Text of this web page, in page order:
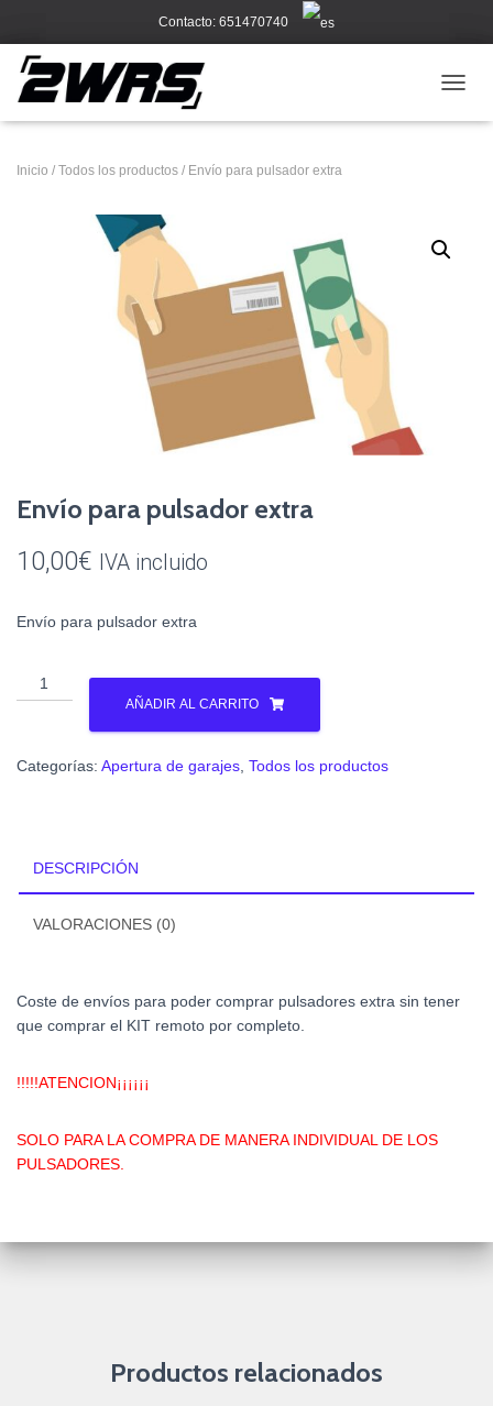
Contacto: 651470740
Inicio / Todos los productos / Envío para pulsador extra
Envío para pulsador extra
10,00€ IVA incluido
Envío para pulsador extra
Envío
para
cantidad
AÑADIR AL CARRITO
Categorías: Apertura de garajes Todos los productos
DESCRIPCIÓN
VALORACIONES (0)
Coste de envíos para poder comprar pulsadores extra sin tener
que comprar el KIT remoto por completo.
!!!!!ATENCION¡¡¡¡¡¡
SOLO PARA LA COMPRA DE MANERA INDIVIDUAL DE LOS
PULSADORES.
Productos relacionados